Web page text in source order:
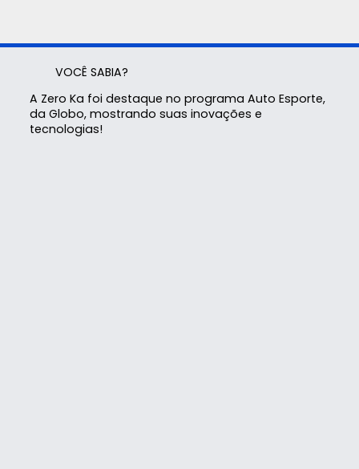
VOCÊ SABIA?
A Zero Ka foi destaque no programa Auto Esporte,
da Globo, mostrando suas inovações e
tecnologias!